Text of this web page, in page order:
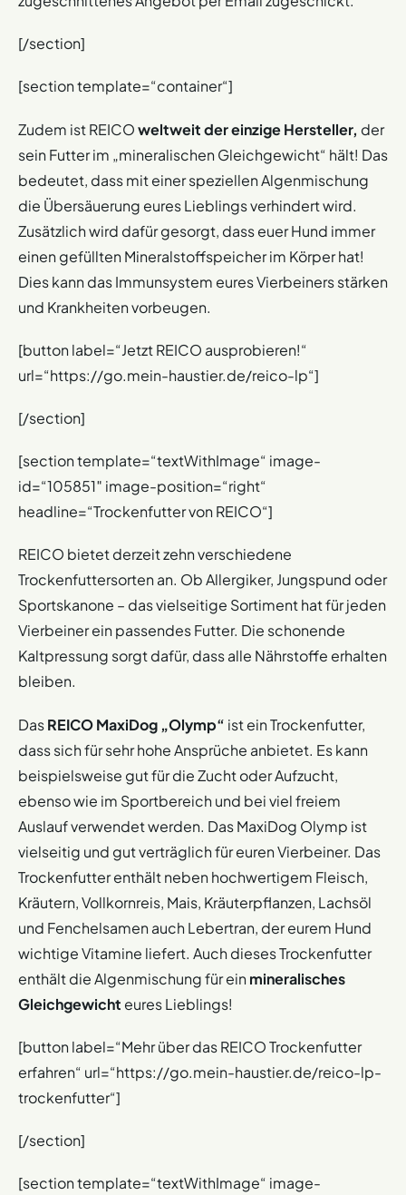
[/section]
[section template=“container“]
Zudem ist REICOweltweit der einzige Hersteller, der
sein Futter im „mineralischen Gleichgewicht“ hält! Das
bedeutet, dass mit einer speziellen Algenmischung
die Übersäuerung eures Lieblings verhindert wird.
Zusätzlich wird dafür gesorgt, dass euer Hund immer
einen gefüllten Mineralstoffspeicher im Körper hat!
Dies kann das Immunsystem eures Vierbeiners stärken
und Krankheiten vorbeugen.
[button label=“Jetzt REICO ausprobieren!“
url=“https://go.mein-haustier.de/reico-lp“]
[/section]
[section template=“textWithImage“ image-
id=“105851″ image-position=“right“
headline=“Trockenfutter von REICO“]
REICO bietet derzeit zehn verschiedene
Trockenfuttersorten an. Ob Allergiker, Jungspund oder
Sportskanone – das vielseitige Sortiment hat für jeden
Vierbeiner ein passendes Futter. Die schonende
Kaltpressung sorgt dafür, dass alle Nährstoffe erhalten
bleiben.
DasREICO MaxiDog „Olymp“ ist ein Trockenfutter,
dass sich für sehr hohe Ansprüche anbietet. Es kann
beispielsweise gut für die Zucht oder Aufzucht,
ebenso wie im Sportbereich und bei viel freiem
Auslauf verwendet werden. Das MaxiDog Olymp ist
vielseitig und gut verträglich für euren Vierbeiner. Das
Trockenfutter enthält neben hochwertigem Fleisch,
Kräutern, Vollkornreis, Mais, Kräuterpflanzen, Lachsöl
und Fenchelsamen auch Lebertran, der eurem Hund
wichtige Vitamine liefert. Auch dieses Trockenfutter
enthält die Algenmischung für einmineralisches
Gleichgewicht eures Lieblings!
[button label=“Mehr über das REICO Trockenfutter
erfahren“ url=“https://go.mein-haustier.de/reico-lp-
trockenfutter“]
[/section]
[section template=“textWithImage“ image-